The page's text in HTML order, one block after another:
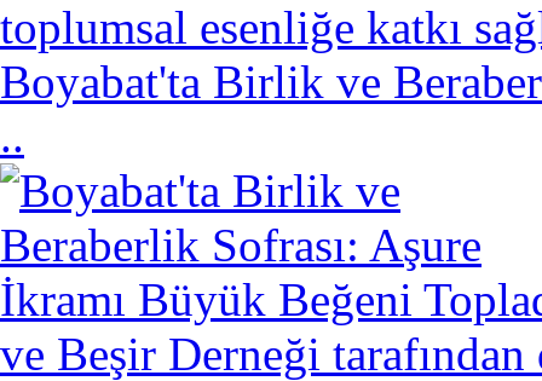
toplumsal esenliğe katkı
Boyabat'ta Birlik ve
..
ve Beşir Derneği